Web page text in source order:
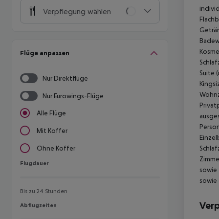
Verpflegung wählen
Flüge anpassen
Nur Direktflüge
Nur Eurowings-Flüge
Alle Flüge
Mit Koffer
Ohne Koffer
Flugdauer
Flugdauer
Bis zu 24 Stunden
Abflugzeiten
Abflugzeiten
Suite
sowie
sowie